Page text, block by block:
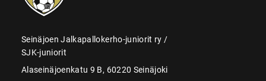
Seinäjoen Jalkapallokerho-juniorit ry /
SJK-juniorit
Alaseinäjoenkatu 9 B, 60220 Seinäjoki